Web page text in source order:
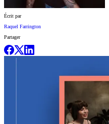
Écrit par
Raquel Farrington
Partager